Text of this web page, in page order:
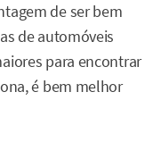
de ser bem
de automóveis
para encontrar
é bem melhor